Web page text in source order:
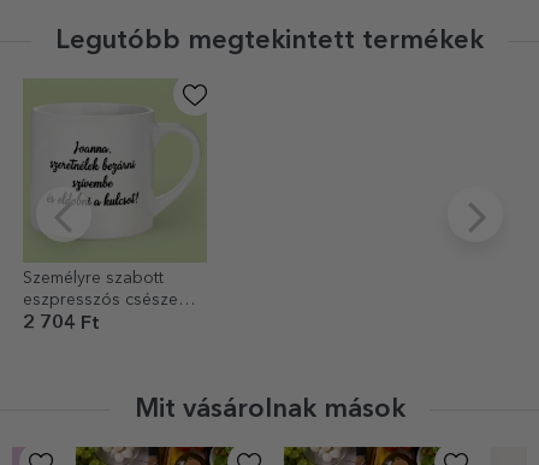
Legutóbb megtekintett termékek
Személyre szabott
eszpresszós csésze
fotóval és szöveggel
2 704 Ft
Mit vásárolnak mások